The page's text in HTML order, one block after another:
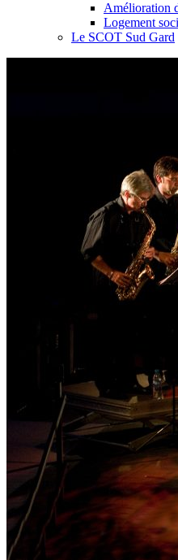
Amélioration
Logement
Le SCOT Sud Gard